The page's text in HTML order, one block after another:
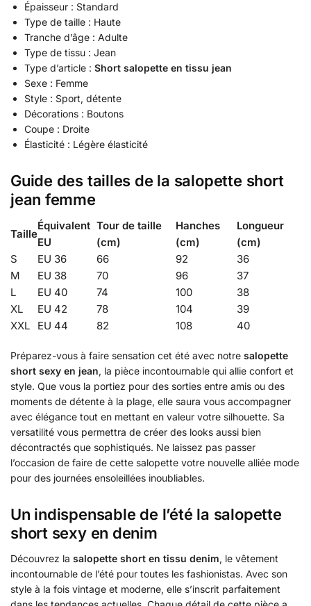
Épaisseur : Standard
Type de taille : Haute
Tranche d’âge : Adulte
Type de tissu : Jean
Type d’article : Short salopette en tissu jean
Sexe : Femme
Style : Sport, détente
Décorations : Boutons
Coupe : Droite
Élasticité : Légère élasticité
Guide des tailles de la salopette short
jean femme
Taille
Équivalent
EU
Tour de taille
(cm)
Hanches
(cm)
Longueur
(cm)
S
EU 36 66 92
36
M
EU 38 70 96
37
L
EU 40 74 100
38
XL
EU 42 78 104
39
XXL
EU 44 82 108 40
Préparez-vous à faire sensation cet été avec notre salopette
short sexy en jean, la pièce incontournable qui allie confort et
style. Que vous la portiez pour des sorties entre amis ou des
moments de détente à la plage, elle saura vous accompagner
avec élégance tout en mettant en valeur votre silhouette. Sa
versatilité vous permettra de créer des looks aussi bien
décontractés que sophistiqués. Ne laissez pas passer
l’occasion de faire de cette salopette votre nouvelle alliée mode
pour des journées ensoleillées inoubliables.
Un indispensable de l’été la salopette
short sexy en denim
Découvrez la salopette short en tissu denim, le vêtement
incontournable de l’été pour toutes les fashionistas. Avec son
style à la fois vintage et moderne, elle s’inscrit parfaitement